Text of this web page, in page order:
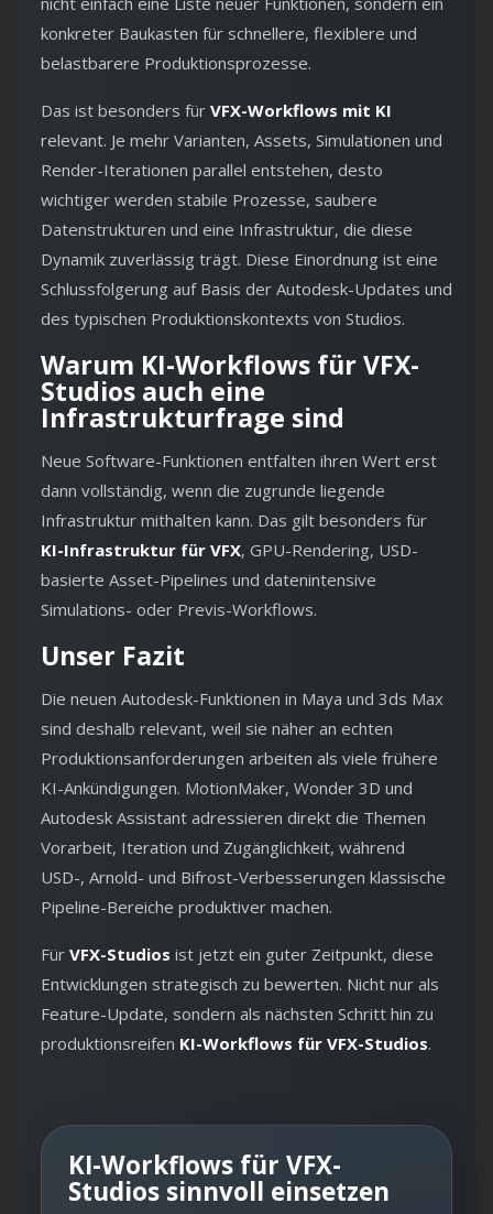
konkreter Baukasten für schnellere, flexiblere und
belastbarere Produktionsprozesse.
Das ist besonders für VFX-Workflows mit KI
relevant. Je mehr Varianten, Assets, Simulationen und
Render-Iterationen parallel entstehen, desto
wichtiger werden stabile Prozesse, saubere
Datenstrukturen und eine Infrastruktur, die diese
Dynamik zuverlässig trägt. Diese Einordnung ist eine
Schlussfolgerung auf Basis der Autodesk-Updates und
des typischen Produktionskontexts von Studios.
Warum KI-Workflows für VFX-
Studios auch eine
Infrastrukturfrage sind
Neue Software-Funktionen entfalten ihren Wert erst
dann vollständig, wenn die zugrunde liegende
Infrastruktur mithalten kann. Das gilt besonders für
KI-Infrastruktur für VFX, GPU-Rendering, USD-
basierte Asset-Pipelines und datenintensive
Simulations- oder Previs-Workflows.
Unser Fazit
Die neuen Autodesk-Funktionen in Maya und 3ds Max
sind deshalb relevant, weil sie näher an echten
Produktionsanforderungen arbeiten als viele frühere
KI-Ankündigungen. MotionMaker, Wonder 3D und
Autodesk Assistant adressieren direkt die Themen
Vorarbeit, Iteration und Zugänglichkeit, während
USD-, Arnold- und Bifrost-Verbesserungen klassische
Pipeline-Bereiche produktiver machen.
Für VFX-Studios ist jetzt ein guter Zeitpunkt, diese
Entwicklungen strategisch zu bewerten. Nicht nur als
Feature-Update, sondern als nächsten Schritt hin zu
produktionsreifen KI-Workflows für VFX-Studios.
KI-Workflows für VFX-
Studios sinnvoll einsetzen